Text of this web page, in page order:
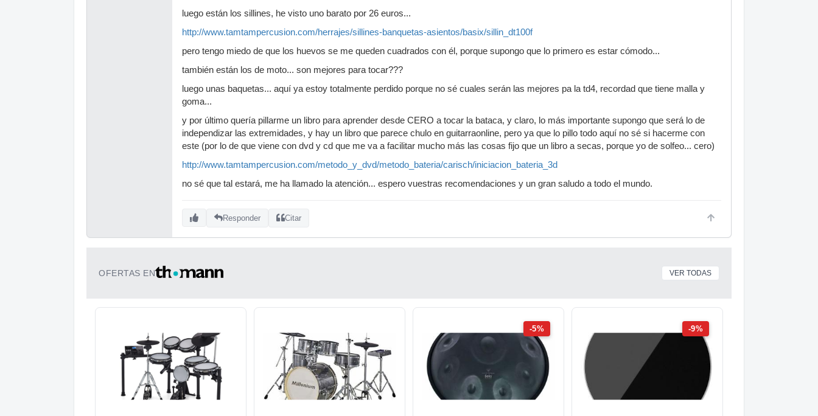
luego están los sillines, he visto uno barato por 26 euros...
http://www.tamtampercusion.com/herrajes/sillines-banquetas-asientos/basix/sillin_dt100f
pero tengo miedo de que los huevos se me queden cuadrados con él, porque supongo que lo primero es estar cómodo...
también están los de moto... son mejores para tocar???
luego unas baquetas... aquí ya estoy totalmente perdido porque no sé cuales serán las mejores pa la td4, recordad que tiene malla y
goma...
y por último quería pillarme un libro para aprender desde CERO a tocar la bataca, y claro, lo más importante supongo que será lo de
independizar las extremidades, y hay un libro que parece chulo en guitarraonline, pero ya que lo pillo todo aquí no sé si hacerme con
este (por lo de que viene con dvd y cd que me va a facilitar mucho más las cosas fijo que un libro a secas, porque yo de solfeo... cero)
http://www.tamtampercusion.com/metodo_y_dvd/metodo_bateria/carisch/iniciacion_bateria_3d
no sé que tal estará, me ha llamado la atención... espero vuestras recomendaciones y un gran saludo a todo el mundo.
Responder Citar
OFERTAS EN VER TODAS
-5% -9%